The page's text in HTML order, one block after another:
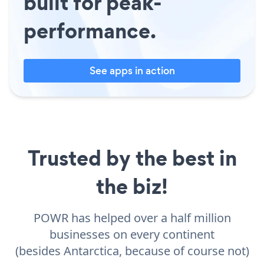
performance.
See apps in action
Trusted by the best in
the biz!
POWR has helped over a half million
businesses on every continent
(besides Antarctica, because of course not)